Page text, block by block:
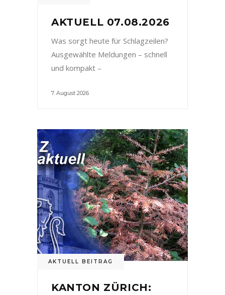
AKTUELL 07.08.2026
Was sorgt heute für Schlagzeilen?
Ausgewählte Meldungen – schnell
und kompakt –
7. August 2026
AKTUELL BEITRAG
KANTON ZÜRICH: